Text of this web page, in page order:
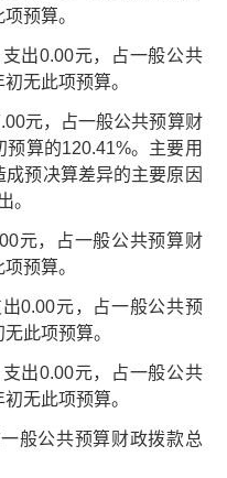
预算。
出0.00元，占一般公共
无此项预算。
元，占一般公共预算财
算的120.41%。主要用
预决算差异的主要原因
。
元，占一般公共预算财
预算。
0.00元，占一般公共预
此项预算。
出0.00元，占一般公共
无此项预算。
般公共预算财政拨款总